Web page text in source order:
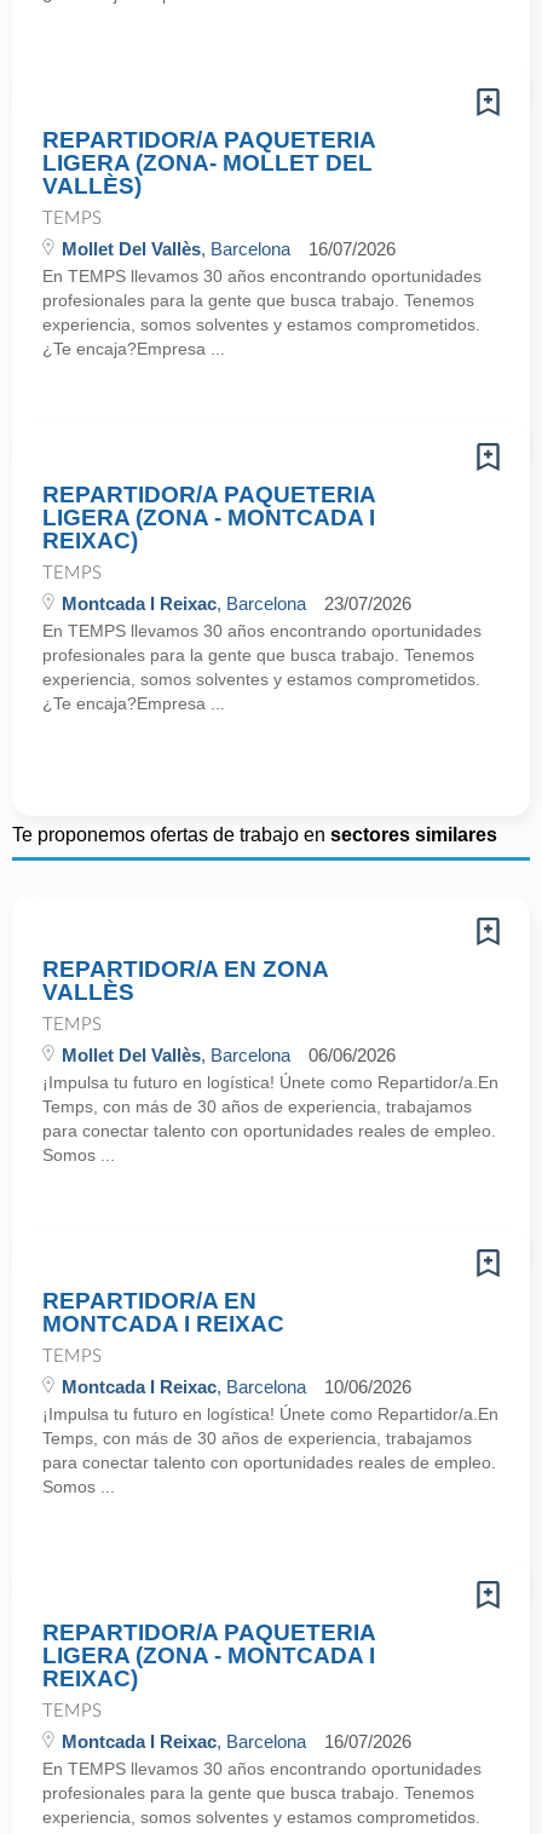
REPARTIDOR/A PAQUETERIA
LIGERA (ZONA- MOLLET DEL
VALLÈS)
TEMPS
Mollet Del Vallès, Barcelona 16/07/2026
En TEMPS llevamos 30 años encontrando oportunidades
profesionales para la gente que busca trabajo. Tenemos
experiencia, somos solventes y estamos comprometidos.
¿Te encaja?Empresa ...
REPARTIDOR/A PAQUETERIA
LIGERA (ZONA - MONTCADA I
REIXAC)
TEMPS
Montcada I Reixac, Barcelona 23/07/2026
En TEMPS llevamos 30 años encontrando oportunidades
profesionales para la gente que busca trabajo. Tenemos
experiencia, somos solventes y estamos comprometidos.
¿Te encaja?Empresa ...
Te proponemos ofertas de trabajo en sectores similares
REPARTIDOR/A EN ZONA
VALLÈS
TEMPS
Mollet Del Vallès, Barcelona 06/06/2026
¡Impulsa tu futuro en logística! Únete como Repartidor/a.En
Temps, con más de 30 años de experiencia, trabajamos
para conectar talento con oportunidades reales de empleo.
Somos ...
REPARTIDOR/A EN
MONTCADA I REIXAC
TEMPS
Montcada I Reixac, Barcelona 10/06/2026
¡Impulsa tu futuro en logística! Únete como Repartidor/a.En
Temps, con más de 30 años de experiencia, trabajamos
para conectar talento con oportunidades reales de empleo.
Somos ...
REPARTIDOR/A PAQUETERIA
LIGERA (ZONA - MONTCADA I
REIXAC)
TEMPS
Montcada I Reixac, Barcelona 16/07/2026
En TEMPS llevamos 30 años encontrando oportunidades
profesionales para la gente que busca trabajo. Tenemos
experiencia, somos solventes y estamos comprometidos.